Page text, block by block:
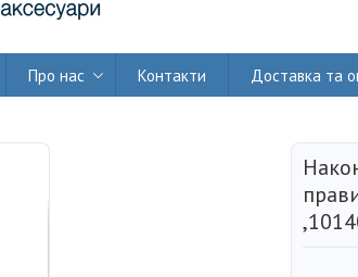
Про нас Контакти Доставка та